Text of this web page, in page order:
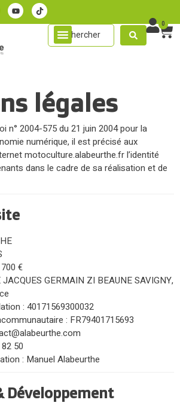
0
légales
n° 2004-575 du 21 juin 2004 pour la
numérique, il est précisé aux
motoculture.alabeurthe.fr l’identité
dans le cadre de sa réalisation et de
€
GERMAIN ZI BEAUNE SAVIGNY,
: 40171569300032
: FR79401715693
50
: Manuel Alabeurthe
Développement